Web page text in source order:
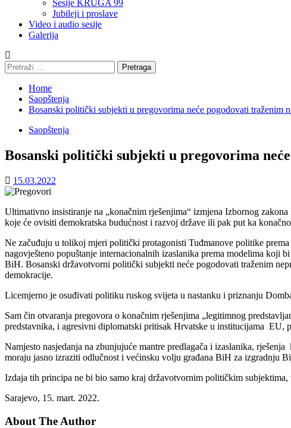
Sesije KRUGA 99
Jubileji i proslave
Video i audio sesije
Galerija
Pretraga:
Home
Saopštenja
Bosanski politički subjekti u pregovorima neće pogodovati traženim
Saopštenja
Bosanski politički subjekti u pregovorima
15.03.2022
Ultimativno insistiranje na „konačnim rješenjima“ izmjena Izbornog
koje će ovisiti demokratska budućnost i razvoj države ili pak put ka
Ne začuđuju u tolikoj mjeri politički protagonisti Tuđmanove politike
nagovješteno popuštanje internacionalnih izaslanika prema modelima
BiH. Bosanski državotvorni politički subjekti neće pogodovati traženim
demokracije.
Licemjerno je osuđivati politiku ruskog svijeta u nastanku i priznanju
Sam čin otvaranja pregovora o konačnim rješenjima „legitimnog
predstavnika, i agresivni diplomatski pritisak Hrvatske u institucijama EU,
Namjesto nasjedanja na zbunjujuće mantre predlagača i izaslanika,
moraju jasno izraziti odlučnost i većinsku volju građana BiH za izgradnju
Izdaja tih principa ne bi bio samo kraj državotvornim političkim
Sarajevo, 15. mart. 2022.
About The Author